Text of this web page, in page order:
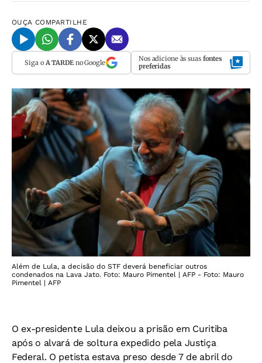
OUÇA COMPARTILHE
Siga o A TARDEno Google Nos adicione às suas fontes
preferidas
Além de Lula, a decisão do STF deverá beneficiar outros
condenados na Lava Jato. Foto: Mauro Pimentel | AFP - Foto: Mauro
Pimentel | AFP
O ex-presidente Lula deixou a prisão em Curitiba
após o alvará de soltura expedido pela Justiça
Federal. O petista estava preso desde 7 de abril do